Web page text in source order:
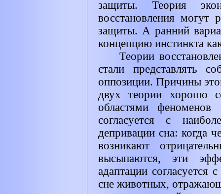
защиты. Теория
восстановления могут
защиты. А ранний
концепцию инстинкта
Теории
стали представлять
оппозиции. Причины
двух теории хорошо
областями феноменов
согласуется с
депривации сна: когда
возникают
высыпаются, эти
адаптации
сне животных,